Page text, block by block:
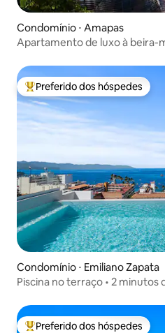
Condomínio ⋅ Amapas
Apartamento de luxo à beira-
Entre os melhores preferidos
Preferido dos hóspedes
Condomínio ⋅ Emiliano Zapata
Piscina no terraço • 2 minutos
Preferido dos hóspedes